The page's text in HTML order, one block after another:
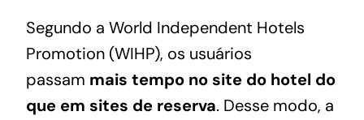
Segundo a World Independent Hotels
Promotion (WIHP), os usuários
passam mais tempo no site do hotel do
que em sites de reserva. Desse modo, a